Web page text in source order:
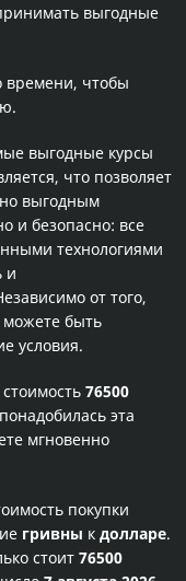
выгодные
времени, чтобы
выгодные курсы
что позволяет
выгодным
и безопасно: все
технологиями
и
от того,
быть
условия.
76500
эта
мгновенно
покупки
гривны к долларе.
стоит 76500